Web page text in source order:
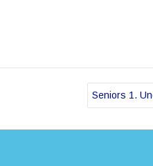
Seniors 1.